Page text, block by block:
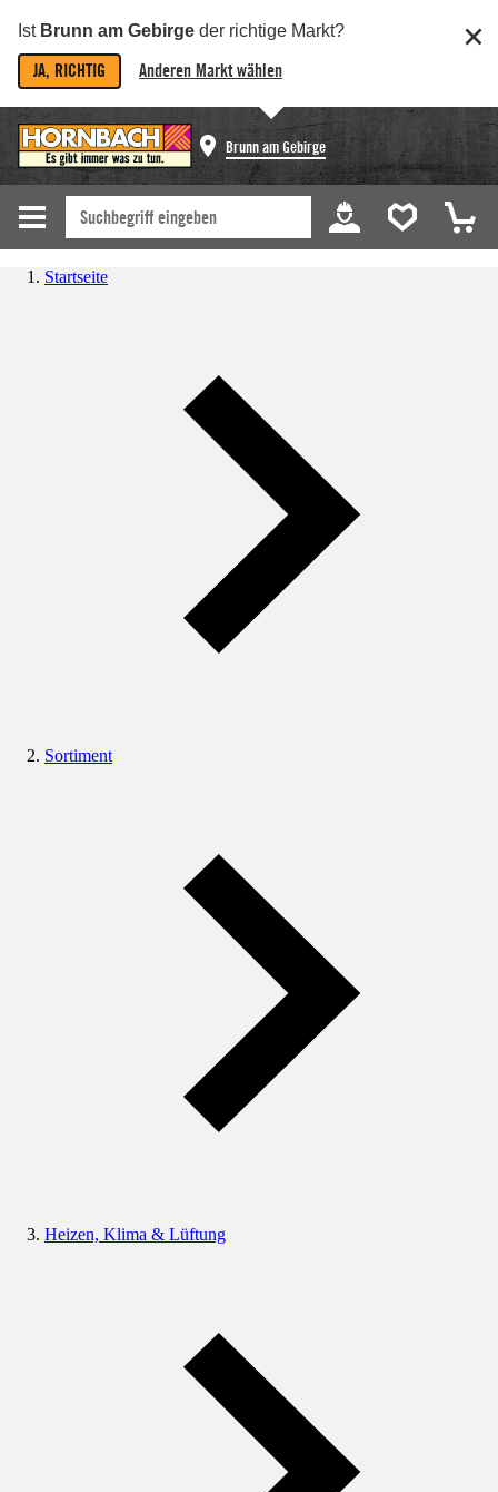
Ist Brunn am Gebirge der richtige Markt?
JA, RICHTIG Anderen Markt wählen
Brunn am Gebirge
Startseite
Sortiment
Heizen, Klima & Lüftung